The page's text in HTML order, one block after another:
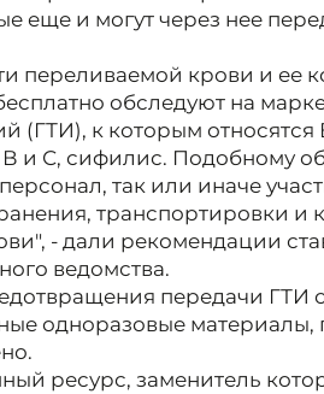
еще и могут через нее
переливаемой крови и ее
обследуют на
(ГТИ), к которым
и С, сифилис. Подобному
так или иначе
транспортировки и
- дали рекомендации
ведомства.
передачи ГТИ
одноразовые материалы,
ресурс, заменитель